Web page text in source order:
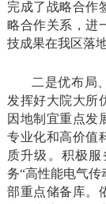
完成了战略合作
略合作关系，进
技成果在我区落
二是优布局
发挥好大院大所
因地制宜重点发
专业化和高价值
质升级。积极
务“高性能电气
部重点储备库。